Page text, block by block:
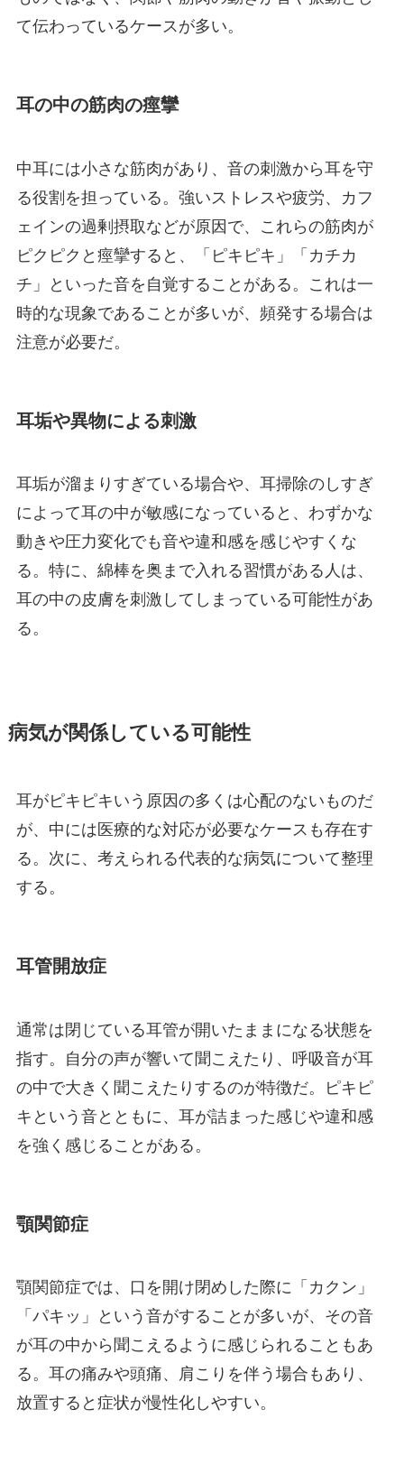
て伝わっているケースが多い。
耳の中の筋肉の痙攣
中耳には小さな筋肉があり、音の刺激から耳を守
る役割を担っている。強いストレスや疲労、カフ
ェインの過剰摂取などが原因で、これらの筋肉が
ピクピクと痙攣すると、「ピキピキ」「カチカ
チ」といった音を自覚することがある。これは一
時的な現象であることが多いが、頻発する場合は
注意が必要だ。
耳垢や異物による刺激
耳垢が溜まりすぎている場合や、耳掃除のしすぎ
によって耳の中が敏感になっていると、わずかな
動きや圧力変化でも音や違和感を感じやすくな
る。特に、綿棒を奥まで入れる習慣がある人は、
耳の中の皮膚を刺激してしまっている可能性があ
る。
病気が関係している可能性
耳がピキピキいう原因の多くは心配のないものだ
が、中には医療的な対応が必要なケースも存在す
る。次に、考えられる代表的な病気について整理
する。
耳管開放症
通常は閉じている耳管が開いたままになる状態を
指す。自分の声が響いて聞こえたり、呼吸音が耳
の中で大きく聞こえたりするのが特徴だ。ピキピ
キという音とともに、耳が詰まった感じや違和感
を強く感じることがある。
顎関節症
顎関節症では、口を開け閉めした際に「カクン」
「パキッ」という音がすることが多いが、その音
が耳の中から聞こえるように感じられることもあ
る。耳の痛みや頭痛、肩こりを伴う場合もあり、
放置すると症状が慢性化しやすい。